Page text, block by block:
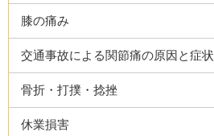
膝の痛み
交通事故による関節痛の原因と症状
骨折・打撲・捻挫
休業損害